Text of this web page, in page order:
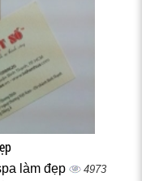
làm đẹp 4973